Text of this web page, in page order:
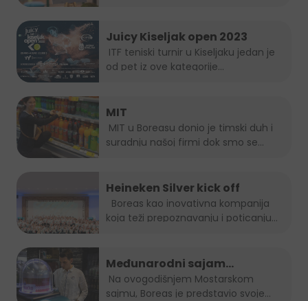
Juicy Kiseljak open 2023
od pet iz ove kategorije...
MIT
suradnju našoj firmi dok smo se...
Heineken Silver kick off
koja teži prepoznavanju i poticanju
Međunarodni sajam
gospodarstva Mostar 2023.
sajmu, Boreas je predstavio svoje